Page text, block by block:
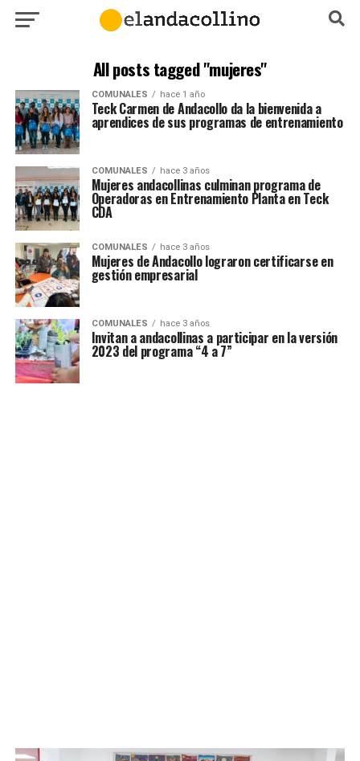
All posts tagged "mujeres"
COMUNALES hace 1 año
Teck Carmen de Andacollo da la bienvenida a
aprendices de sus programas de entrenamiento
COMUNALES hace 3 años
Mujeres andacollinas culminan programa de
Operadoras en Entrenamiento Planta en Teck
CDA
COMUNALES hace 3 años
Mujeres de Andacollo lograron certificarse en
gestión empresarial
COMUNALES hace 3 años
Invitan a andacollinas a participar en la versión
2023 del programa “4 a 7”